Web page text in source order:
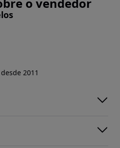
o vendedor
2011